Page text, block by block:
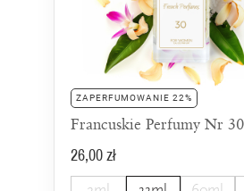
ZAPERFUMOWANIE 22%
Francuskie Perfumy Nr 30
26,00 zł